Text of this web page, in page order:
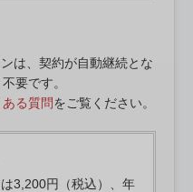
は、契約が自動継続とな
要です。
ある質問をご覧ください。
3,200円（税込）、年